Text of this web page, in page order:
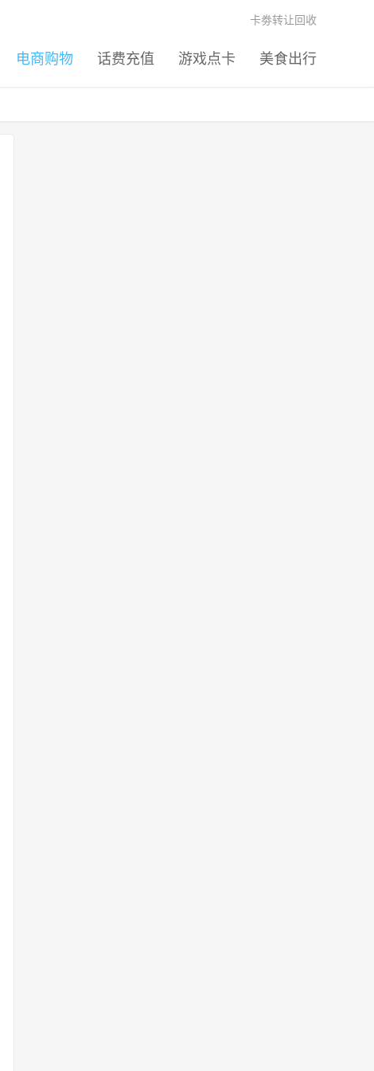
电商购物 话费充值 游戏点卡 美食出行
卡劵转让回收